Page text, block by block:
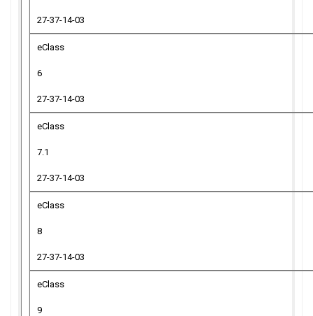
27-37-14-03
eClass
6
27-37-14-03
eClass
7.1
27-37-14-03
eClass
8
27-37-14-03
eClass
9